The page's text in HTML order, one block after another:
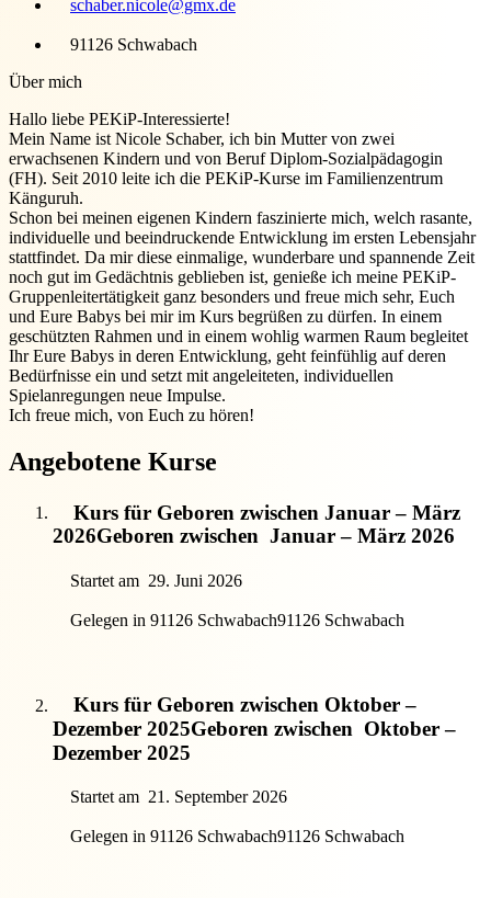
schaber.nicole@gmx.de
91126 Schwabach
Über mich
Hallo liebe PEKiP-Interessierte!
Mein Name ist Nicole Schaber, ich bin Mutter von zwei
erwachsenen Kindern und von Beruf Diplom-Sozialpädagogin
(FH). Seit 2010 leite ich die PEKiP-Kurse im Familienzentrum
Känguruh.
Schon bei meinen eigenen Kindern faszinierte mich, welch rasante,
individuelle und beeindruckende Entwicklung im ersten Lebensjahr
stattfindet. Da mir diese einmalige, wunderbare und spannende Zeit
noch gut im Gedächtnis geblieben ist, genieße ich meine PEKiP-
Gruppenleitertätigkeit ganz besonders und freue mich sehr, Euch
und Eure Babys bei mir im Kurs begrüßen zu dürfen. In einem
geschützten Rahmen und in einem wohlig warmen Raum begleitet
Ihr Eure Babys in deren Entwicklung, geht feinfühlig auf deren
Bedürfnisse ein und setzt mit angeleiteten, individuellen
Spielanregungen neue Impulse.
Ich freue mich, von Euch zu hören!
Angebotene Kurse
Kurs für Geboren zwischen Januar – März
2026Geboren zwischen Januar – März 2026
Startet am 29. Juni 2026
Gelegen in 91126 Schwabach91126 Schwabach
Kurs für Geboren zwischen Oktober –
Dezember 2025Geboren zwischen Oktober –
Dezember 2025
Startet am 21. September 2026
Gelegen in 91126 Schwabach91126 Schwabach